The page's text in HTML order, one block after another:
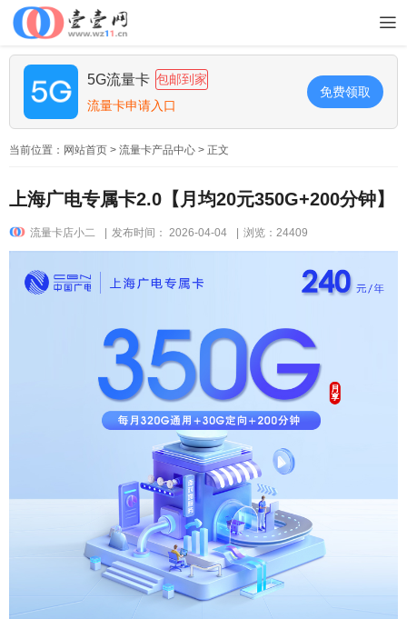
5G流量卡 包邮到家
流量卡申请入口
免费领取
当前位置： 网站首页 > 流量卡产品中心 > 正文
上海广电专属卡2.0【月均20元350G+200分钟】
流量卡店小二 发布时间： 2026-04-04 浏览：24409